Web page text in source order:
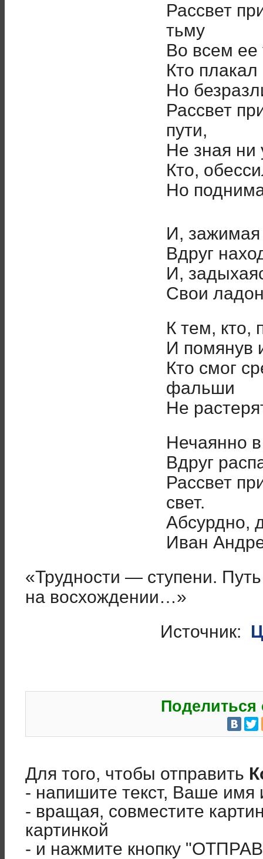
Рассвет
тьму
Во всем
Кто плакал
Но
Рассвет
пути,
Не зная ни
Кто,
Но
И, зажимая
Вдруг
И,
Свои
К тем, кто,
И помянув
Кто смог
фальши
Не
Нечаянно
Вдруг
Рассвет
свет.
Абсурдно,
Иван
«Трудности — ступени.
на восхождении…»
Источник:
Поделиться
Для того, чтобы отправить
- напишите текст, Ваше имя
- вращая, совместите
картинкой
- и нажмите кнопку